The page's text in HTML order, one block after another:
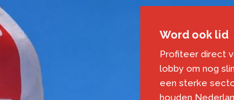
Word ook lid
Profiteer direct
lobby om nog
een sterke
houden